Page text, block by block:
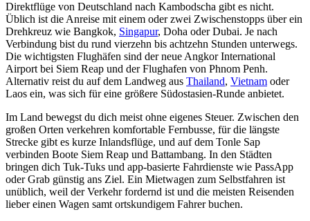
Direktflüge von Deutschland nach Kambodscha gibt es nicht.
Üblich ist die Anreise mit einem oder zwei Zwischenstopps über ein
Drehkreuz wie Bangkok, Singapur, Doha oder Dubai. Je nach
Verbindung bist du rund vierzehn bis achtzehn Stunden unterwegs.
Die wichtigsten Flughäfen sind der neue Angkor International
Airport bei Siem Reap und der Flughafen von Phnom Penh.
Alternativ reist du auf dem Landweg aus Thailand, Vietnam oder
Laos ein, was sich für eine größere Südostasien-Runde anbietet.
Im Land bewegst du dich meist ohne eigenes Steuer. Zwischen den
großen Orten verkehren komfortable Fernbusse, für die längste
Strecke gibt es kurze Inlandsflüge, und auf dem Tonle Sap
verbinden Boote Siem Reap und Battambang. In den Städten
bringen dich Tuk-Tuks und app-basierte Fahrdienste wie PassApp
oder Grab günstig ans Ziel. Ein Mietwagen zum Selbstfahren ist
unüblich, weil der Verkehr fordernd ist und die meisten Reisenden
lieber einen Wagen samt ortskundigem Fahrer buchen.